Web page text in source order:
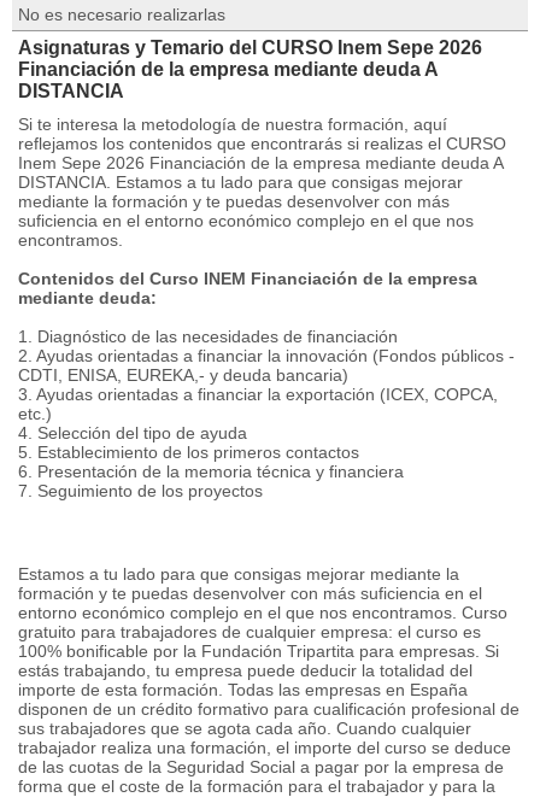
No es necesario realizarlas
Asignaturas y Temario del CURSO Inem Sepe 2026
Financiación de la empresa mediante deuda A
DISTANCIA
Si te interesa la metodología de nuestra formación, aquí
reflejamos los contenidos que encontrarás si realizas el CURSO
Inem Sepe 2026 Financiación de la empresa mediante deuda A
DISTANCIA. Estamos a tu lado para que consigas mejorar
mediante la formación y te puedas desenvolver con más
suficiencia en el entorno económico complejo en el que nos
encontramos.
Contenidos del Curso INEM Financiación de la empresa
mediante deuda:
1. Diagnóstico de las necesidades de financiación
2. Ayudas orientadas a financiar la innovación (Fondos públicos -
CDTI, ENISA, EUREKA,- y deuda bancaria)
3. Ayudas orientadas a financiar la exportación (ICEX, COPCA,
etc.)
4. Selección del tipo de ayuda
5. Establecimiento de los primeros contactos
6. Presentación de la memoria técnica y financiera
7. Seguimiento de los proyectos
Estamos a tu lado para que consigas mejorar mediante la
formación y te puedas desenvolver con más suficiencia en el
entorno económico complejo en el que nos encontramos. Curso
gratuito para trabajadores de cualquier empresa: el curso es
100% bonificable por la Fundación Tripartita para empresas. Si
estás trabajando, tu empresa puede deducir la totalidad del
importe de esta formación. Todas las empresas en España
disponen de un crédito formativo para cualificación profesional de
sus trabajadores que se agota cada año. Cuando cualquier
trabajador realiza una formación, el importe del curso se deduce
de las cuotas de la Seguridad Social a pagar por la empresa de
forma que el coste de la formación para el trabajador y para la